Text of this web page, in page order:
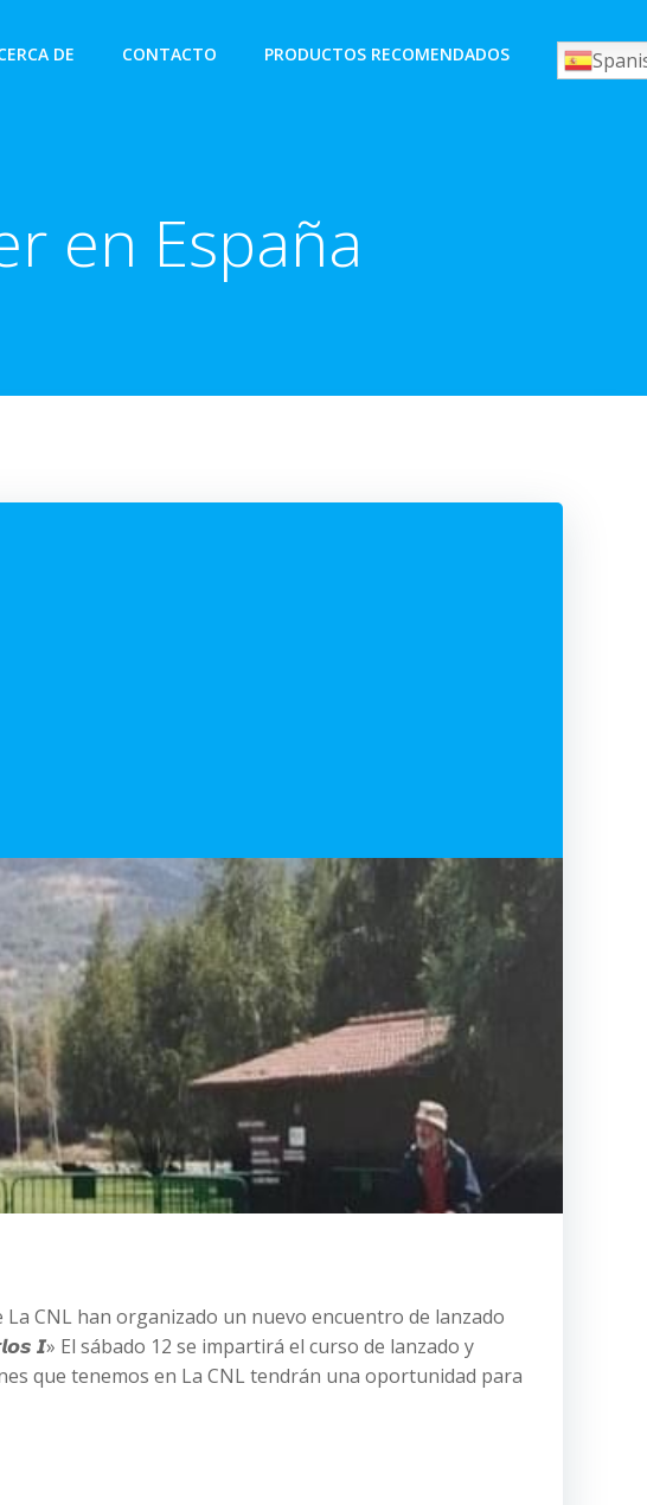
DE CONTACTO PRODUCTOS RECOMENDADOS
en España
CNL han organizado un nuevo encuentro de lanzado
𝙄» El sábado 12 se impartirá el curso de lanzado y
que tenemos en La CNL tendrán una oportunidad para